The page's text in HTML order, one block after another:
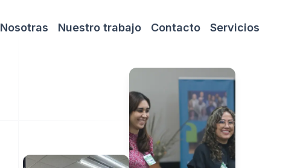
Nosotras Nuestro trabajo Contacto Servicios